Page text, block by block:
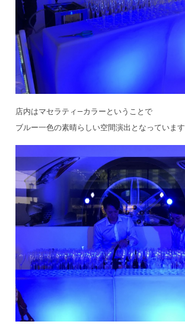
店内はマセラティ―カラーということで
ブルー一色の素晴らしい空間演出となっています